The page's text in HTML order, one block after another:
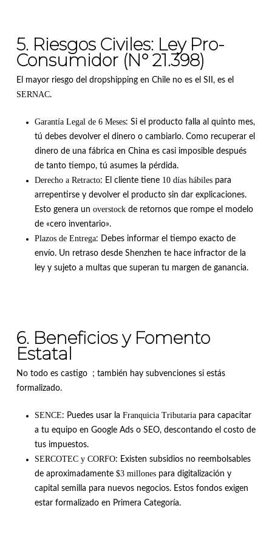
5. Riesgos Civiles: Ley Pro-
Consumidor (N° 21.398)
El mayor riesgo del dropshipping en Chile no es el SII, es el
SERNAC.
Garantía Legal de 6 Meses: Si el producto falla al quinto mes,
tú debes devolver el dinero o cambiarlo. Como recuperar el
dinero de una fábrica en China es casi imposible después
de tanto tiempo, tú asumes la pérdida.
Derecho a Retracto: El cliente tiene 10 días hábilespara
arrepentirse y devolver el producto sin dar explicaciones.
Esto genera un overstockde retornos que rompe el modelo
de «cero inventario».
Plazos de Entrega: Debes informar el tiempo exacto de
envío. Un retraso desde Shenzhen te hace infractor de la
ley y sujeto a multas que superan tu margen de ganancia.
6. Beneficios y Fomento
Estatal
No todo es castigo ; también hay subvenciones si estás
formalizado.
SENCE: Puedes usar la Franquicia Tributariapara capacitar
a tu equipo en Google Ads o SEO, descontando el costo de
tus impuestos.
SERCOTEC y CORFO: Existen subsidios no reembolsables
de aproximadamente $3 millonespara digitalización y
capital semilla para nuevos negocios. Estos fondos exigen
estar formalizado en Primera Categoría.